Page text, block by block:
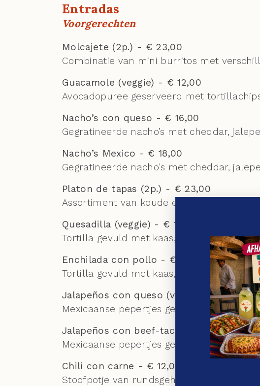
Entradas
Voorgerechten
Molcajete (2p.) - € 23,00
Combinatie van mini burritos met
Guacamole (veggie) - € 12,00
Avocadopuree geserveerd met
Nacho’s con queso - € 16,00
Gegratineerde nacho’s met cheddar,
Nacho’s Mexico - € 18,00
Gegratineerde nacho's met cheddar,
Platon de tapas (2p.) - € 23,00
Assortiment van koude en warme tapas
Quesadilla (veggie) - € 11,00
Tortilla gevuld met kaas,overgoten met
Enchilada con pollo - € 11,50
Tortilla gevuld met kaas, kip, ananas,
Jalapeños con queso (veggie) - € 12,00
Mexicaanse pepertjes gevuld met kaas
Jalapeños con beef-taco - € 12,00
Mexicaanse pepertjes gevuld met kaas en
Chili con carne - € 12,00
Stoofpotje van rundsgehakt met